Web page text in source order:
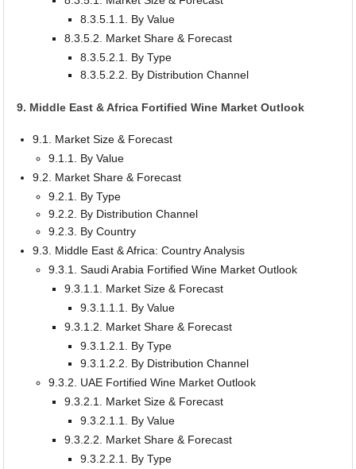
8.3.5.1.1. By Value
8.3.5.2. Market Share & Forecast
8.3.5.2.1. By Type
8.3.5.2.2. By Distribution Channel
9. Middle East & Africa Fortified Wine Market Outlook
9.1. Market Size & Forecast
9.1.1. By Value
9.2. Market Share & Forecast
9.2.1. By Type
9.2.2. By Distribution Channel
9.2.3. By Country
9.3. Middle East & Africa: Country Analysis
9.3.1. Saudi Arabia Fortified Wine Market Outlook
9.3.1.1. Market Size & Forecast
9.3.1.1.1. By Value
9.3.1.2. Market Share & Forecast
9.3.1.2.1. By Type
9.3.1.2.2. By Distribution Channel
9.3.2. UAE Fortified Wine Market Outlook
9.3.2.1. Market Size & Forecast
9.3.2.1.1. By Value
9.3.2.2. Market Share & Forecast
9.3.2.2.1. By Type